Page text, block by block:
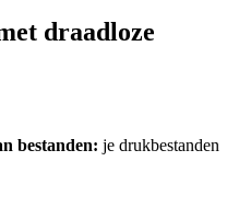
draadloze
bestanden: je drukbestanden